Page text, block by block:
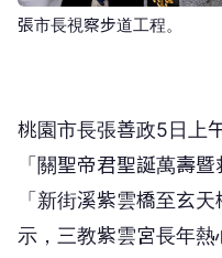
張市長視察步道工程。
桃園市長張善政5日上
「關聖帝君聖誕萬壽
「新街溪紫雲橋至玄
示，三教紫雲宮長年